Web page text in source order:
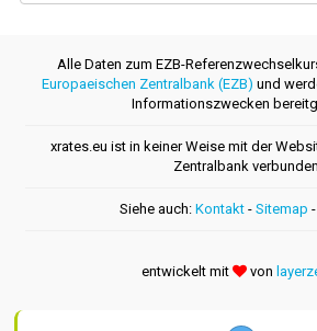
Alle Daten zum EZB-
Europaeischen Zentralbank (EZB) und
Informationszwecken
xrates.eu ist in keiner Weise mit der
Zentralbank verbunden
Siehe auch: Kontakt - Sitemap -
entwickelt mit von